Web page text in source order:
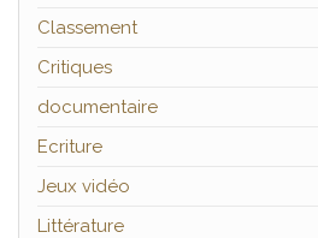
Classement
Critiques
documentaire
Ecriture
Jeux vidéo
Littérature